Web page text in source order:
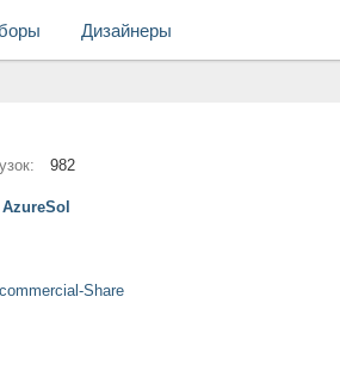
Дизайнеры
982
Share